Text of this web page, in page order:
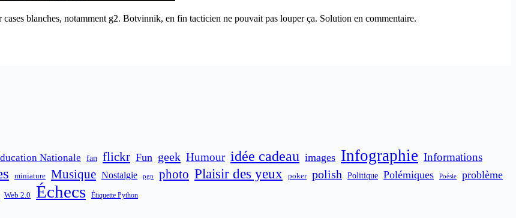
blanches, notamment g2. Botvinnik, en fin tacticien ne pouvait pas louper ça. Solution en commentaire.
Nationale fan flickr Fun geek Humour idée cadeau images Infographie Informations
miniature Musique Nostalgie pgn photo Plaisir des yeux poker polish Politique Polémiques Poésie problème
Web 2.0 Échecs Étiquette Python